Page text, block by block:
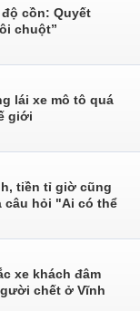
cồn: Quyết
chuột”
lái xe mô tô quá
giới
tiền tỉ giờ cũng
câu hỏi "Ai có thể
xe khách đâm
chết ở Vĩnh